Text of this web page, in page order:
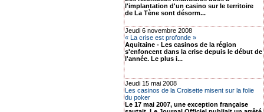
l'implantation d'un casino sur le territoire
de La Tène sont désorm...
Jeudi 6 novembre 2008
« La crise est profonde »
Aquitaine - Les casinos de la région
s'enfoncent dans la crise depuis le début de
l'année. Le plus i...
Jeudi 15 mai 2008
Les casinos de la Croisette misent sur la folie
du poker
Le 17 mai 2007, une exception française